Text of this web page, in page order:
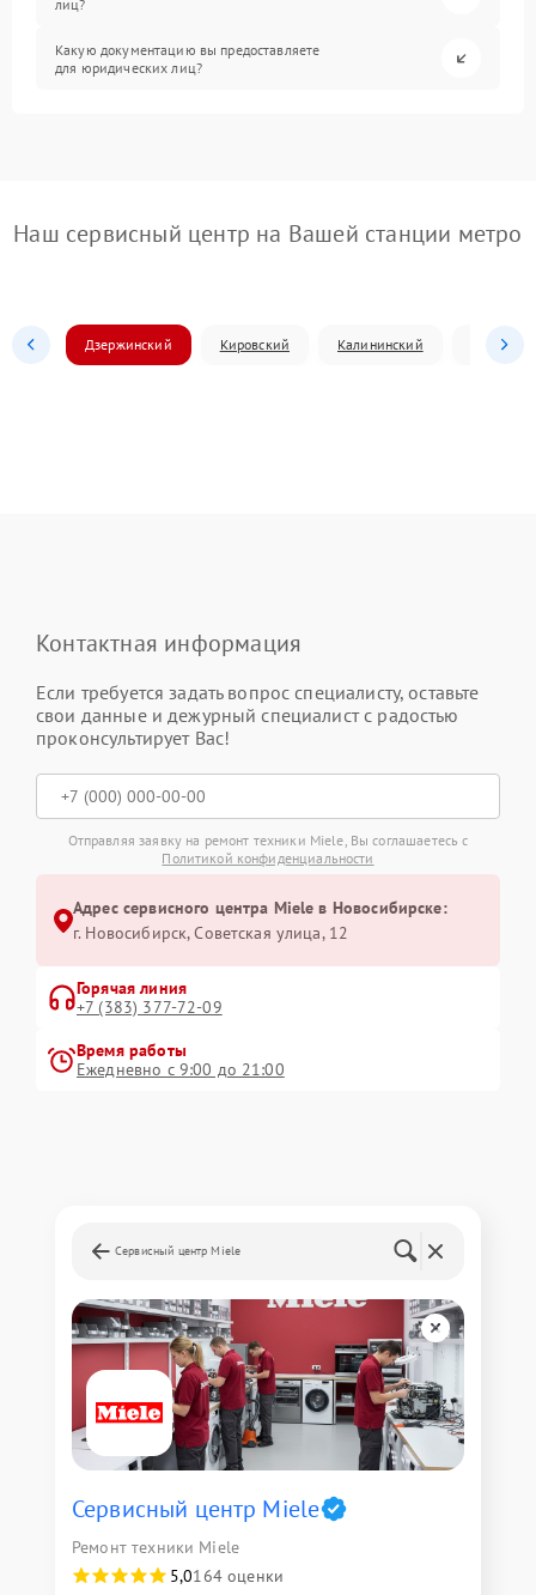
лиц?
Какую документацию вы предоставляете
для юридических лиц?
Наш сервисный центр на Вашей станции метро
Дзержинский Кировский Калининский
Контактная информация
Если требуется задать вопрос специалисту, оставьте
свои данные и дежурный специалист с радостью
проконсультирует Вас!
Отправляя заявку на ремонт техники Miele, Вы соглашаетесь с
Политикой конфиденциальности
Адрес сервисного центра Miele в Новосибирске:
г. Новосибирск, Советская улица, 12
Горячая линия
+7 (383) 377-72-09
Время работы
Ежедневно с 9:00 до 21:00
Сервисный центр Miele
Сервисный центр Miele
Ремонт техники Miele
5,0164 оценки